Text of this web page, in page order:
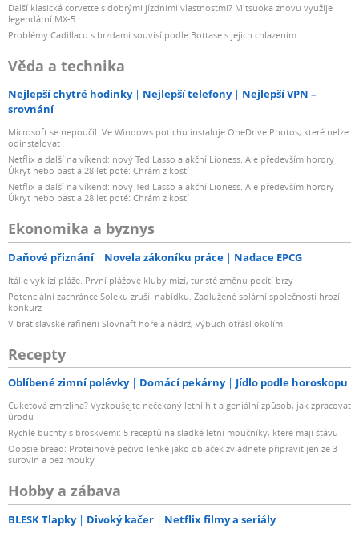
Další klasická corvette s dobrými jízdními vlastnostmi? Mitsuoka znovu využije
legendární MX-5
Problémy Cadillacu s brzdami souvisí podle Bottase s jejich chlazením
Věda a technika
Nejlepší chytré hodinky Nejlepší telefony
Nejlepší VPN –
srovnání
Microsoft se nepoučil. Ve Windows potichu instaluje OneDrive Photos, které nelze
odinstalovat
Netflix a další na víkend: nový Ted Lasso a akční Lioness. Ale především horory
Úkryt nebo past a 28 let poté: Chrám z kostí
Netflix a další na víkend: nový Ted Lasso a akční Lioness. Ale především horory
Úkryt nebo past a 28 let poté: Chrám z kostí
Ekonomika a byznys
Daňové přiznání Novela zákoníku práce Nadace EPCG
Itálie vyklízí pláže. První plážové kluby mizí, turisté změnu pocítí brzy
Potenciální zachránce Soleku zrušil nabídku. Zadlužené solární společnosti hrozí
konkurz
V bratislavské rafinerii Slovnaft hořela nádrž, výbuch otřásl okolím
Recepty
Oblíbené zimní polévky Domácí pekárny Jídlo podle horoskopu
Cuketová zmrzlina? Vyzkoušejte nečekaný letní hit a geniální způsob, jak zpracovat
úrodu
Rychlé buchty s broskvemi: 5 receptů na sladké letní moučníky, které mají šťávu
Oopsie bread: Proteinové pečivo lehké jako obláček zvládnete připravit jen ze 3
surovin a bez mouky
Hobby a zábava
BLESK Tlapky Divoký kačer Netflix filmy a seriály